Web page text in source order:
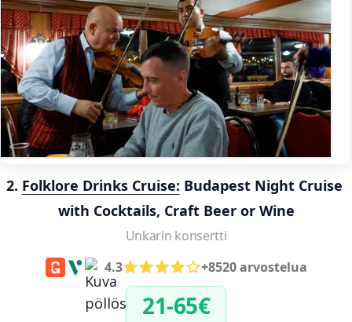
2. Folklore Drinks Cruise: Budapest Night Cruise
with Cocktails, Craft Beer or Wine
Unkarin konsertti
4.3
+8520 arvostelua
21-65€